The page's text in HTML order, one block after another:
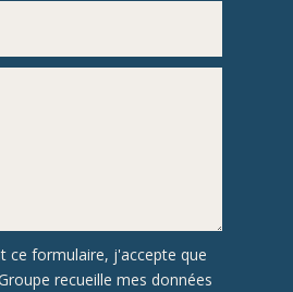
ce formulaire, j'accepte que
recueille mes données